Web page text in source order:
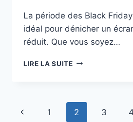
La période des Black
idéal pour dénicher un
réduit. Que vous soyez…
LIRE LA SUITEBLACK
:
LES
Navigation
Page 1 2 3 4